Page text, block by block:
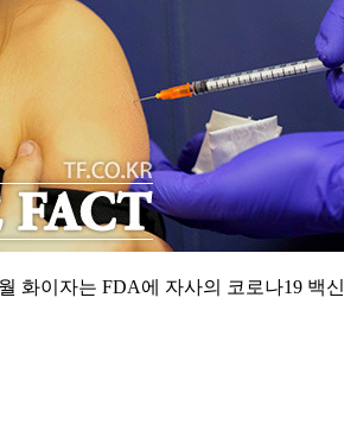
화이자는 FDA에 자사의 코로나19 백